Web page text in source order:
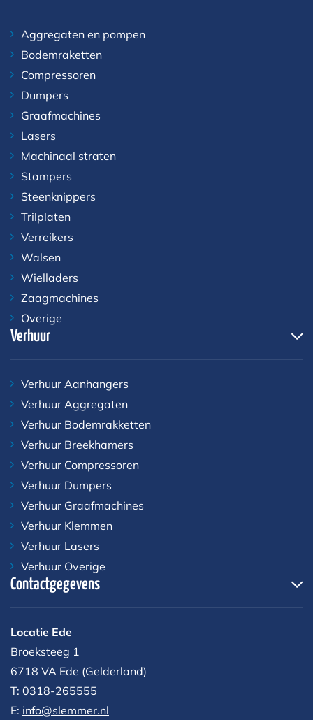
Aggregaten en pompen
Bodemraketten
Compressoren
Dumpers
Graafmachines
Lasers
Machinaal straten
Stampers
Steenknippers
Trilplaten
Verreikers
Walsen
Wielladers
Zaagmachines
Overige
Verhuur
Verhuur Aanhangers
Verhuur Aggregaten
Verhuur Bodemrakketten
Verhuur Breekhamers
Verhuur Compressoren
Verhuur Dumpers
Verhuur Graafmachines
Verhuur Klemmen
Verhuur Lasers
Verhuur Overige
Contactgegevens
Locatie Ede
Broeksteeg 1
6718 VA Ede (Gelderland)
T: 0318-265555
E: info@slemmer.nl